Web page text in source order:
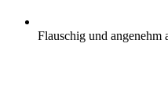
Flauschig und angenehm